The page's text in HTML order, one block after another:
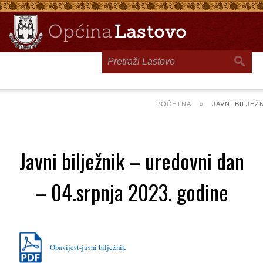
POČETNA » JAVNI
Javni bilježnik – uredovni dan
– 04.srpnja 2023. godine
Obavijest-javni bilježnik